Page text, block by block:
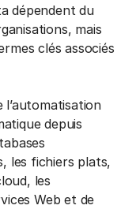
dépendent du
mais
clés associés
l’automatisation
depuis
les fichiers plats,
les
Web et de